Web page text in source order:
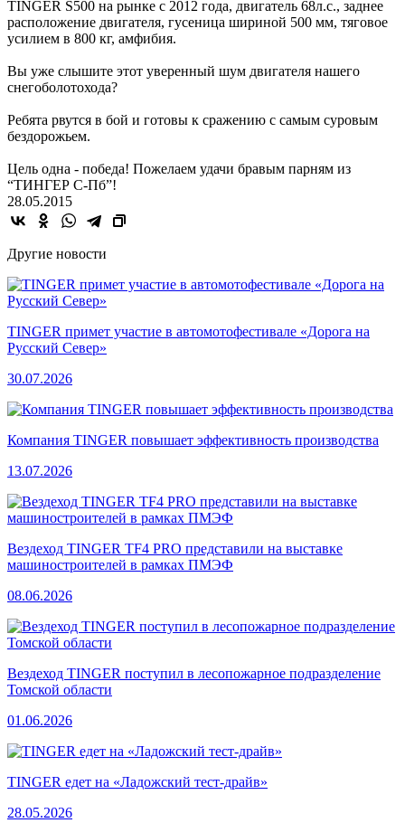
TINGER S500 на рынке с 2012 года, двигатель 68л.с., заднее
расположение двигателя, гусеница шириной 500 мм, тяговое
усилием в 800 кг, амфибия.
Вы уже слышите этот уверенный шум двигателя нашего
снегоболотохода?
Ребята рвутся в бой и готовы к сражению с самым суровым
бездорожьем.
Цель одна - победа! Пожелаем удачи бравым парням из
“ТИНГЕР С-Пб”!
28.05.2015
Другие новости
TINGER примет участие в автомотофестивале «Дорога на
Русский Север»
30.07.2026
Компания TINGER повышает эффективность производства
13.07.2026
Вездеход TINGER TF4 PRO представили на выставке
машиностроителей в рамках ПМЭФ
08.06.2026
Вездеход TINGER поступил в лесопожарное подразделение
Томской области
01.06.2026
TINGER едет на «Ладожский тест-драйв»
28.05.2026